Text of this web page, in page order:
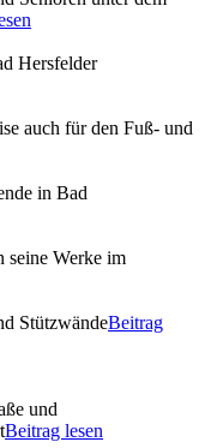
Hersfelder
auch für den Fuß- und
in Bad
Werke im
StützwändeBeitrag
und
Beitrag lesen